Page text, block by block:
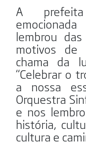
A
lembrou
motivos
chama da
“Celebrar o
a nossa
Orquestra
e nos
história,
cultura e